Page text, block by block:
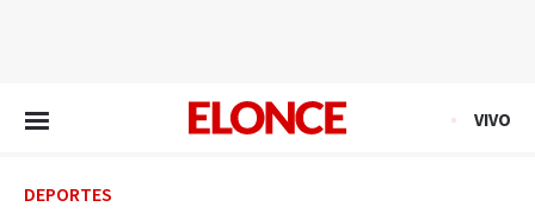
VIVO
DEPORTES